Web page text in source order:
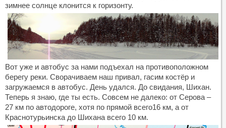
зимнее солнце клонится к горизонту.
Вот уже и автобус за нами подъехал на противоположном
берегу реки. Сворачиваем наш привал, гасим костёр и
загружаемся в автобус. День удался. До свидания, Шихан.
Теперь я знаю, где ты есть. Совсем не далеко: от Серова –
27 км по автодороге, хотя по прямой всего16 км, а от
Краснотурьинска до Шихана всего 10 км.